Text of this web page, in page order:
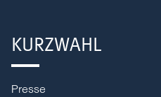
KURZWAHL
Presse